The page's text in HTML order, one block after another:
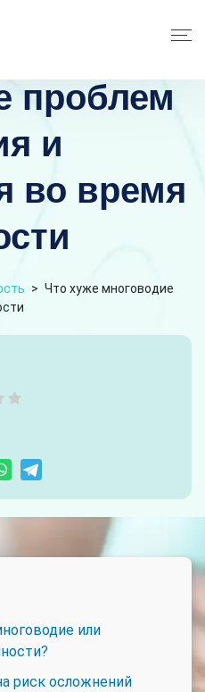
проблем
и
во время
> Что хуже многоводие
или
риск осложнений